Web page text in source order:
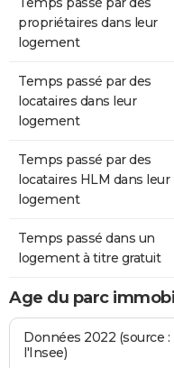
propriétaires dans leur
logement
Temps passé par des
locataires dans leur
logement
Temps passé par des
locataires HLM dans leur
logement
Temps passé dans un
logement à titre gratuit
Age du parc
Données 2022 (source
l'Insee)